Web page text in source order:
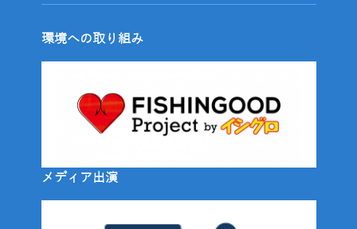
環境への取り組み
メディア出演